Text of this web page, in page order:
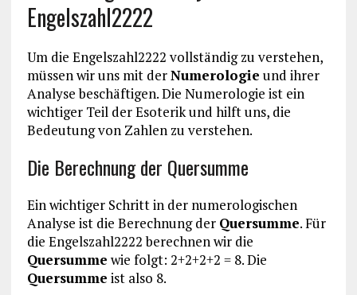
Engelszahl2222
Um die Engelszahl2222 vollständig zu verstehen,
müssen wir uns mit derNumerologie und ihrer
Analyse beschäftigen. Die Numerologie ist ein
wichtiger Teil der Esoterik und hilft uns, die
Bedeutung von Zahlen zu verstehen.
Die Berechnung der Quersumme
Ein wichtiger Schritt in der numerologischen
Analyse ist die Berechnung der Quersumme. Für
die Engelszahl2222 berechnen wir die
Quersumme wie folgt: 2+2+2+2 = 8. Die
Quersumme ist also 8.